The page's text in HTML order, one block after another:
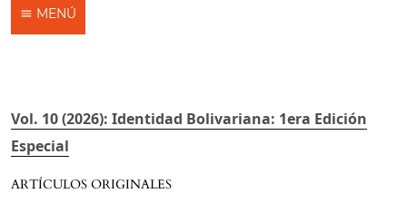
MENÚ
Vol. 10 (2026): Identidad Bolivariana: 1era Edición
Especial
ARTÍCULOS ORIGINALES